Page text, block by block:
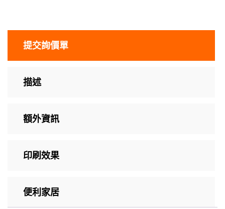
提交詢價單
描述
額外資訊
印刷效果
便利家居